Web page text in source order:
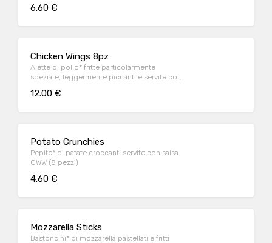
6.60 €
Chicken Wings 8pz
Alette di pollo* fritte particolarmente
speziate, leggermente piccanti e servite con
12.00 €
Potato Crunchies
Pepite* di patate croccanti servite con salsa
OWW (8 pezzi)
4.60 €
Mozzarella Sticks
Bastoncini* di mozzarella pastellati e fritti